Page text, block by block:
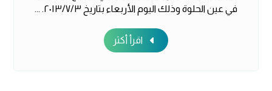
في عين الحلوة وذلك اليوم الأربعاء بتاريخ ٢٠١٣/٧/٣. ...
اقرأ أكثر